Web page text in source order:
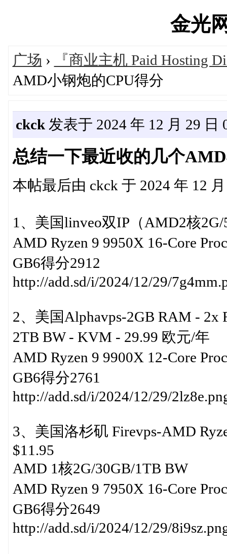
金光
广场 ›
『商业主机 Paid Hosting
AMD小钢炮的CPU得分
ckck发表于 2024 年 12 月 29 日
总结一下最近收的几个
本帖最后由 ckck 于 2024 年 12
1、美国linveo双IP（AMD2核
AMD Ryzen 9 9950X 16-Core
GB6得分2912
http://add.sd/i/2024/12/29/
2、美国Alphavps-2GB RAM - 2x
2TB BW - KVM - 29.99 欧元/年
AMD Ryzen 9 9900X 12-Core
GB6得分2761
http://add.sd/i/2024/12/29/
3、美国洛杉矶 Firevps-AMD
$11.95
AMD 1核2G/30GB/1TB BW
AMD Ryzen 9 7950X 16-Core
GB6得分2649
http://add.sd/i/2024/12/29/